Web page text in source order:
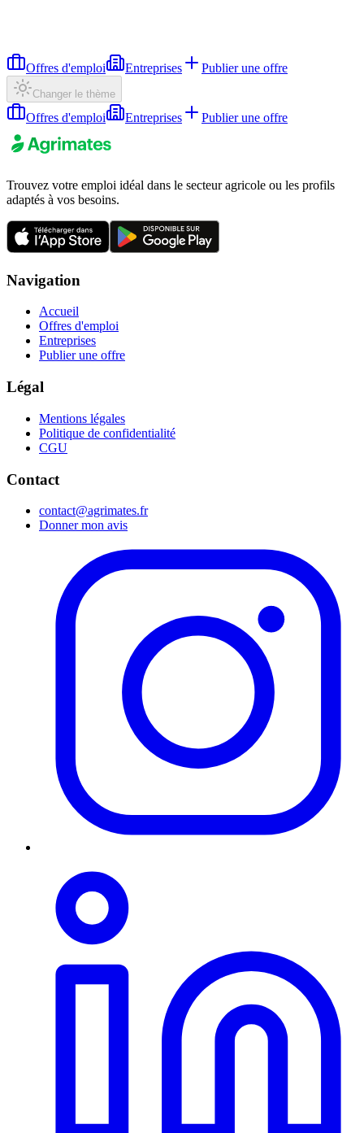
Offres d'emploi Entreprises Publier une offre
Changer le thème
Offres d'emploi Entreprises Publier une offre
Trouvez votre emploi idéal dans le secteur agricole ou les profils
adaptés à vos besoins.
Navigation
Accueil
Offres d'emploi
Entreprises
Publier une offre
Légal
Mentions légales
Politique de confidentialité
CGU
Contact
contact@agrimates.fr
Donner mon avis